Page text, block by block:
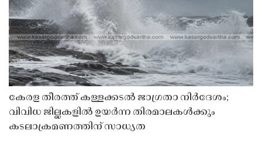
കേരള തീരത്ത് കള്ളക്കടൽ ജാഗ്രതാ നിർദേശം;
വിവിധ ജില്ലകളിൽ ഉയർന്ന തിരമാലകൾക്കും
കടലാക്രമണത്തിന് സാധ്യത